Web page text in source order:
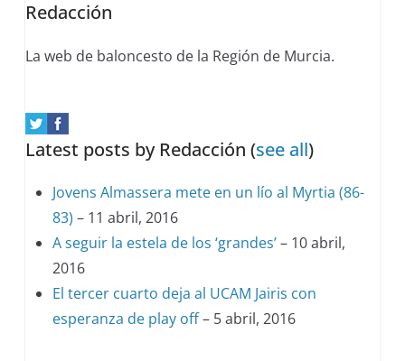
below.
Redacción
La web de baloncesto de la Región de Murcia.
Latest posts by Redacción(see all)
Jovens Almassera mete en un lío al Myrtia (86-
83) – 11 abril, 2016
A seguir la estela de los ‘grandes’– 10 abril,
2016
El tercer cuarto deja al UCAM Jairis con
esperanza de play off– 5 abril, 2016